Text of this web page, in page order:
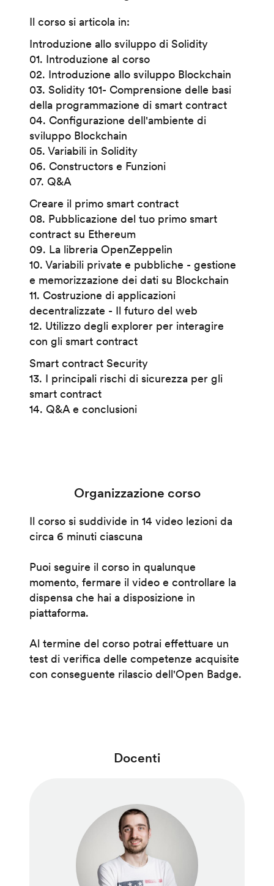
Il corso si articola in:
Introduzione allo sviluppo di Solidity
01. Introduzione al corso
02. Introduzione allo sviluppo Blockchain
03. Solidity 101- Comprensione delle basi
della programmazione di smart contract
04. Configurazione dell'ambiente di
sviluppo Blockchain
05. Variabili in Solidity
06. Constructors e Funzioni
07. Q&A
Creare il primo smart contract
08. Pubblicazione del tuo primo smart
contract su Ethereum
09. La libreria OpenZeppelin
10. Variabili private e pubbliche - gestione
e memorizzazione dei dati su Blockchain
11. Costruzione di applicazioni
decentralizzate - Il futuro del web
12. Utilizzo degli explorer per interagire
con gli smart contract
Smart contract Security
13. I principali rischi di sicurezza per gli
smart contract
14. Q&A e conclusioni
Organizzazione corso
Il corso si suddivide in 14 video lezioni da
circa 6 minuti ciascuna
Puoi seguire il corso in qualunque
momento, fermare il video e controllare la
dispensa che hai a disposizione in
piattaforma.
Al termine del corso potrai effettuare un
test di verifica delle competenze acquisite
con conseguente rilascio dell'Open Badge.
Docenti